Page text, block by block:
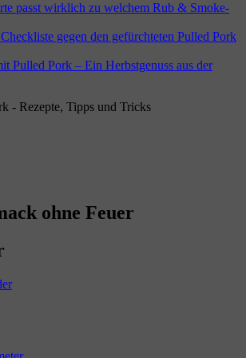
passt wirklich zu welchem Rub & Smoke-
gegen den gefürchteten Pulled Pork
Pulled Pork – Ein Herbstgenuss aus der
- Rezepte, Tipps und Tricks
ohne Feuer